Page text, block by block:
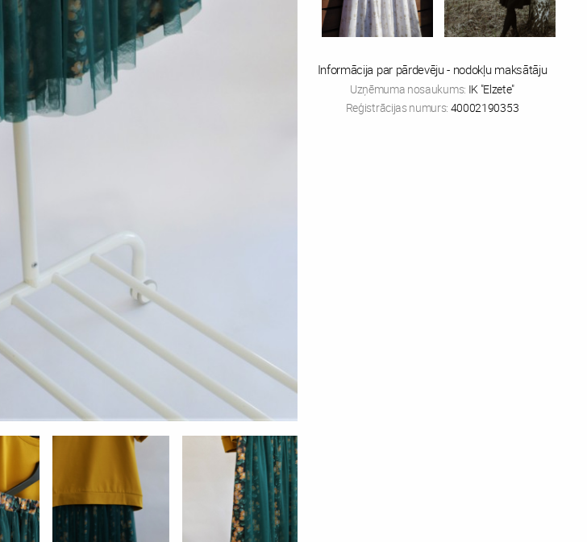
Informācija par pārdevēju - nodokļu maksātāju
Uzņēmuma nosaukums: IK "Elzete"
Reģistrācijas numurs: 40002190353